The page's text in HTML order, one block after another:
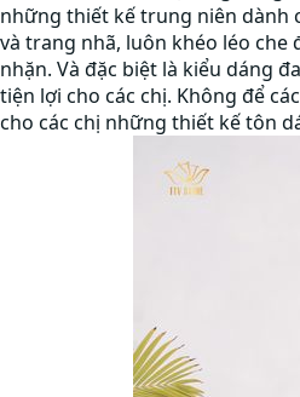
những thiết kế trung niên dành
và trang nhã, luôn khéo léo
nhặn. Và đặc biệt là kiểu dáng
tiện lợi cho các chị. Không để
cho các chị những thiết kế tôn